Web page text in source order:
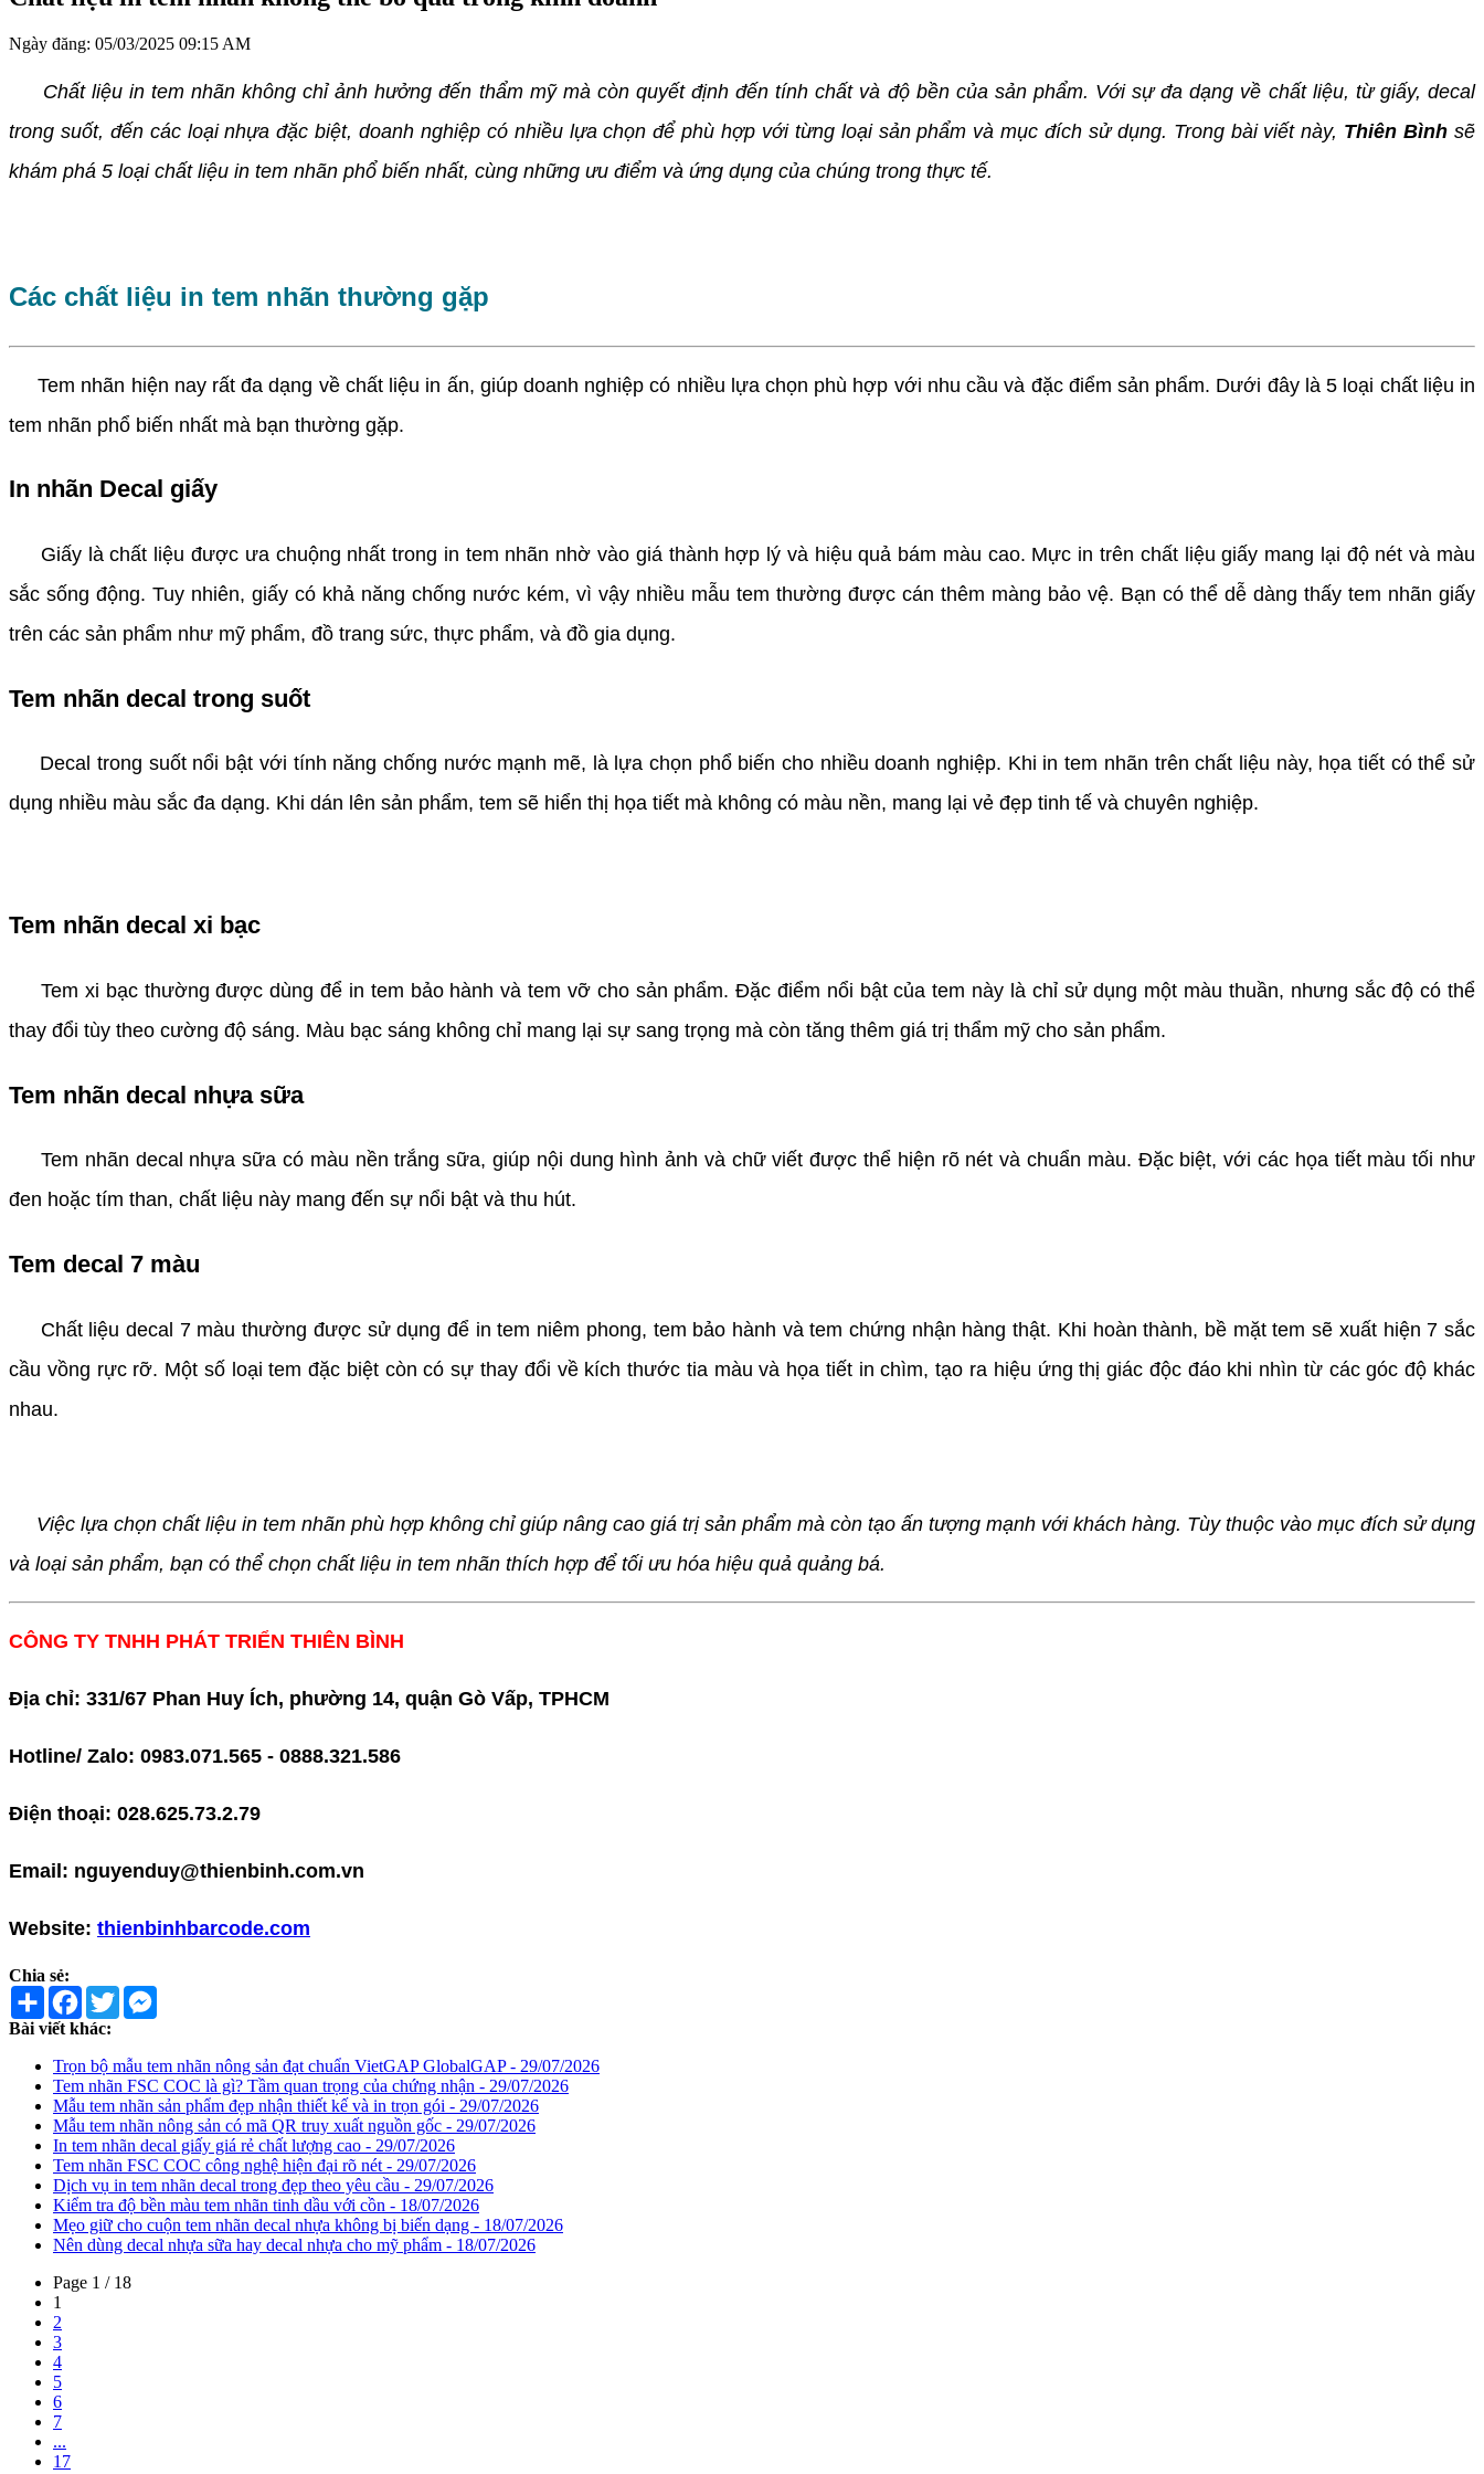
Ngày đăng: 05/03/2025 09:15 AM
Chất liệu in tem nhãn không chỉ ảnh hưởng đến thẩm mỹ mà còn quyết định đến tính chất và độ bền của sản phẩm. Với sự đa dạng về chất liệu, từ giấy, decal
trong suốt, đến các loại nhựa đặc biệt, doanh nghiệp có nhiều lựa chọn để phù hợp với từng loại sản phẩm và mục đích sử dụng. Trong bài viết này, Thiên Bình sẽ
khám phá 5 loại chất liệu in tem nhãn phổ biến nhất, cùng những ưu điểm và ứng dụng của chúng trong thực tế.
Các chất liệu in tem nhãn thường gặp
Tem nhãn hiện nay rất đa dạng về chất liệu in ấn, giúp doanh nghiệp có nhiều lựa chọn phù hợp với nhu cầu và đặc điểm sản phẩm. Dưới đây là 5 loại chất liệu in
tem nhãn phổ biến nhất mà bạn thường gặp.
In nhãn Decal giấy
Giấy là chất liệu được ưa chuộng nhất trong in tem nhãn nhờ vào giá thành hợp lý và hiệu quả bám màu cao. Mực in trên chất liệu giấy mang lại độ nét và màu
sắc sống động. Tuy nhiên, giấy có khả năng chống nước kém, vì vậy nhiều mẫu tem thường được cán thêm màng bảo vệ. Bạn có thể dễ dàng thấy tem nhãn giấy
trên các sản phẩm như mỹ phẩm, đồ trang sức, thực phẩm, và đồ gia dụng.
Tem nhãn decal trong suốt
Decal trong suốt nổi bật với tính năng chống nước mạnh mẽ, là lựa chọn phổ biến cho nhiều doanh nghiệp. Khi in tem nhãn trên chất liệu này, họa tiết có thể sử
dụng nhiều màu sắc đa dạng. Khi dán lên sản phẩm, tem sẽ hiển thị họa tiết mà không có màu nền, mang lại vẻ đẹp tinh tế và chuyên nghiệp.
Tem nhãn decal xi bạc
Tem xi bạc thường được dùng để in tem bảo hành và tem vỡ cho sản phẩm. Đặc điểm nổi bật của tem này là chỉ sử dụng một màu thuần, nhưng sắc độ có thể
thay đổi tùy theo cường độ sáng. Màu bạc sáng không chỉ mang lại sự sang trọng mà còn tăng thêm giá trị thẩm mỹ cho sản phẩm.
Tem nhãn decal nhựa sữa
Tem nhãn decal nhựa sữa có màu nền trắng sữa, giúp nội dung hình ảnh và chữ viết được thể hiện rõ nét và chuẩn màu. Đặc biệt, với các họa tiết màu tối như
đen hoặc tím than, chất liệu này mang đến sự nổi bật và thu hút.
Tem decal 7 màu
Chất liệu decal 7 màu thường được sử dụng để in tem niêm phong, tem bảo hành và tem chứng nhận hàng thật. Khi hoàn thành, bề mặt tem sẽ xuất hiện 7 sắc
cầu vồng rực rỡ. Một số loại tem đặc biệt còn có sự thay đổi về kích thước tia màu và họa tiết in chìm, tạo ra hiệu ứng thị giác độc đáo khi nhìn từ các góc độ khác
nhau.
Việc lựa chọn chất liệu in tem nhãn phù hợp không chỉ giúp nâng cao giá trị sản phẩm mà còn tạo ấn tượng mạnh với khách hàng. Tùy thuộc vào mục đích sử dụng
và loại sản phẩm, bạn có thể chọn chất liệu in tem nhãn thích hợp để tối ưu hóa hiệu quả quảng bá.
CÔNG TY TNHH PHÁT TRIỂN THIÊN BÌNH
Địa chỉ: 331/67 Phan Huy Ích, phường 14, quận Gò Vấp, TPHCM
Hotline/ Zalo: 0983.071.565 - 0888.321.586
Điện thoại: 028.625.73.2.79
Email: nguyenduy@thienbinh.com.vn
Website: thienbinhbarcode.com
Chia sẻ:
Share Facebook
Twitter
Bài viết khác:
Trọn bộ mẫu tem nhãn nông sản đạt chuẩn VietGAP GlobalGAP - 29/07/2026
Tem nhãn FSC COC là gì? Tầm quan trọng của chứng nhận - 29/07/2026
Mẫu tem nhãn sản phẩm đẹp nhận thiết kế và in trọn gói - 29/07/2026
Mẫu tem nhãn nông sản có mã QR truy xuất nguồn gốc - 29/07/2026
In tem nhãn decal giấy giá rẻ chất lượng cao - 29/07/2026
Tem nhãn FSC COC công nghệ hiện đại rõ nét - 29/07/2026
Dịch vụ in tem nhãn decal trong đẹp theo yêu cầu - 29/07/2026
Kiểm tra độ bền màu tem nhãn tinh dầu với cồn - 18/07/2026
Mẹo giữ cho cuộn tem nhãn decal nhựa không bị biến dạng - 18/07/2026
Nên dùng decal nhựa sữa hay decal nhựa cho mỹ phẩm - 18/07/2026
Page 1 / 18
1
2
3
4
5
6
7
...
17